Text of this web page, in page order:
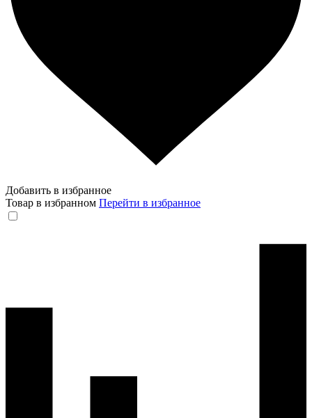
Добавить в избранное
Товар в избранном Перейти в избранное